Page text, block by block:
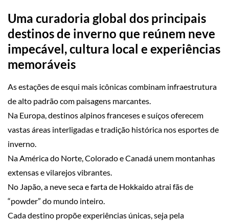
Uma curadoria global dos principais
destinos de inverno que reúnem neve
impecável, cultura local e experiências
memoráveis
As estações de esqui mais icônicas combinam infraestrutura
de alto padrão com paisagens marcantes.
Na Europa, destinos alpinos franceses e suíços oferecem
vastas áreas interligadas e tradição histórica nos esportes de
inverno.
Na América do Norte, Colorado e Canadá unem montanhas
extensas e vilarejos vibrantes.
No Japão, a neve seca e farta de Hokkaido atrai fãs de
“powder” do mundo inteiro.
Cada destino propõe experiências únicas, seja pela